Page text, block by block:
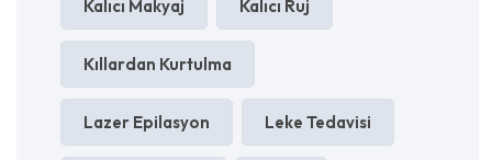
Kalıcı Makyaj Kalıcı Ruj
Kıllardan Kurtulma
Lazer Epilasyon Leke Tedavisi